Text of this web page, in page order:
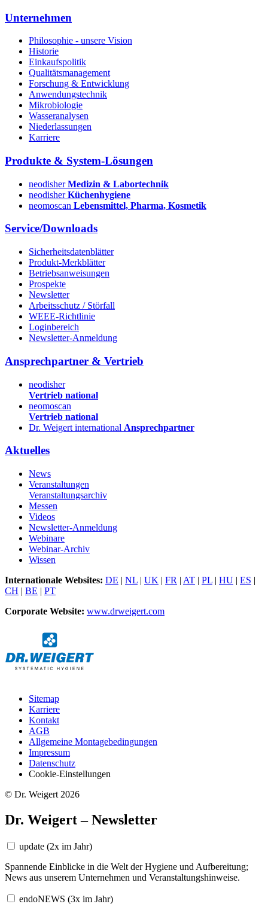
Unternehmen
Philosophie - unsere Vision
Historie
Einkaufspolitik
Qualitätsmanagement
Forschung & Entwicklung
Anwendungstechnik
Mikrobiologie
Wasseranalysen
Niederlassungen
Karriere
Produkte & System-Lösungen
neodisherMedizin & Labortechnik
neodisherKüchenhygiene
neomoscan Lebensmittel, Pharma, Kosmetik
Service/Downloads
Sicherheitsdatenblätter
Produkt-Merkblätter
Betriebsanweisungen
Prospekte
Newsletter
Arbeitsschutz / Störfall
WEEE-Richtlinie
Loginbereich
Newsletter-Anmeldung
Ansprechpartner & Vertrieb
neodisher
Vertrieb national
neomoscan
Vertrieb national
Dr. Weigert international Ansprechpartner
Aktuelles
News
Veranstaltungen
Veranstaltungsarchiv
Messen
Videos
Newsletter-Anmeldung
Webinare
Webinar-Archiv
Wissen
Internationale Websites: DE | NL | UK | FR | AT | PL | HU | ES |
CH | BE | PT
Corporate Website: www.drweigert.com
Sitemap
Karriere
Kontakt
AGB
Allgemeine Montagebedingungen
Impressum
Datenschutz
Cookie-Einstellungen
© Dr. Weigert 2026
Dr. Weigert – Newsletter
update (2x im Jahr)
Spannende Einblicke in die Welt der Hygiene und Aufbereitung;
News aus unserem Unternehmen und Veranstaltungshinweise.
endoNEWS (3x im Jahr)